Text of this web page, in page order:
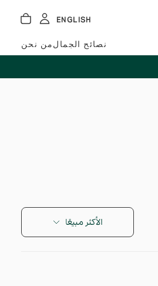
ENGLISH
نصائح الجمال من نحن
الأكثر مبيعًا